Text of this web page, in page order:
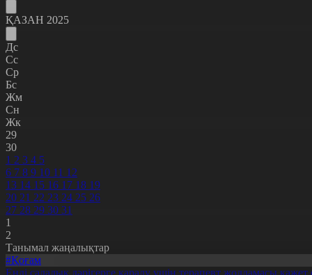
ҚАЗАН 2025
Дс
Сс
Ср
Бс
Жм
Сн
Жк
29
30
1 2 3 4 5
6 7 8 9 10 11 12
13 14 15 16 17 18 19
20 21 22 23 24 25 26
27 28 29 30 31
1
2
Танымал жаңалықтар
#Қоғам